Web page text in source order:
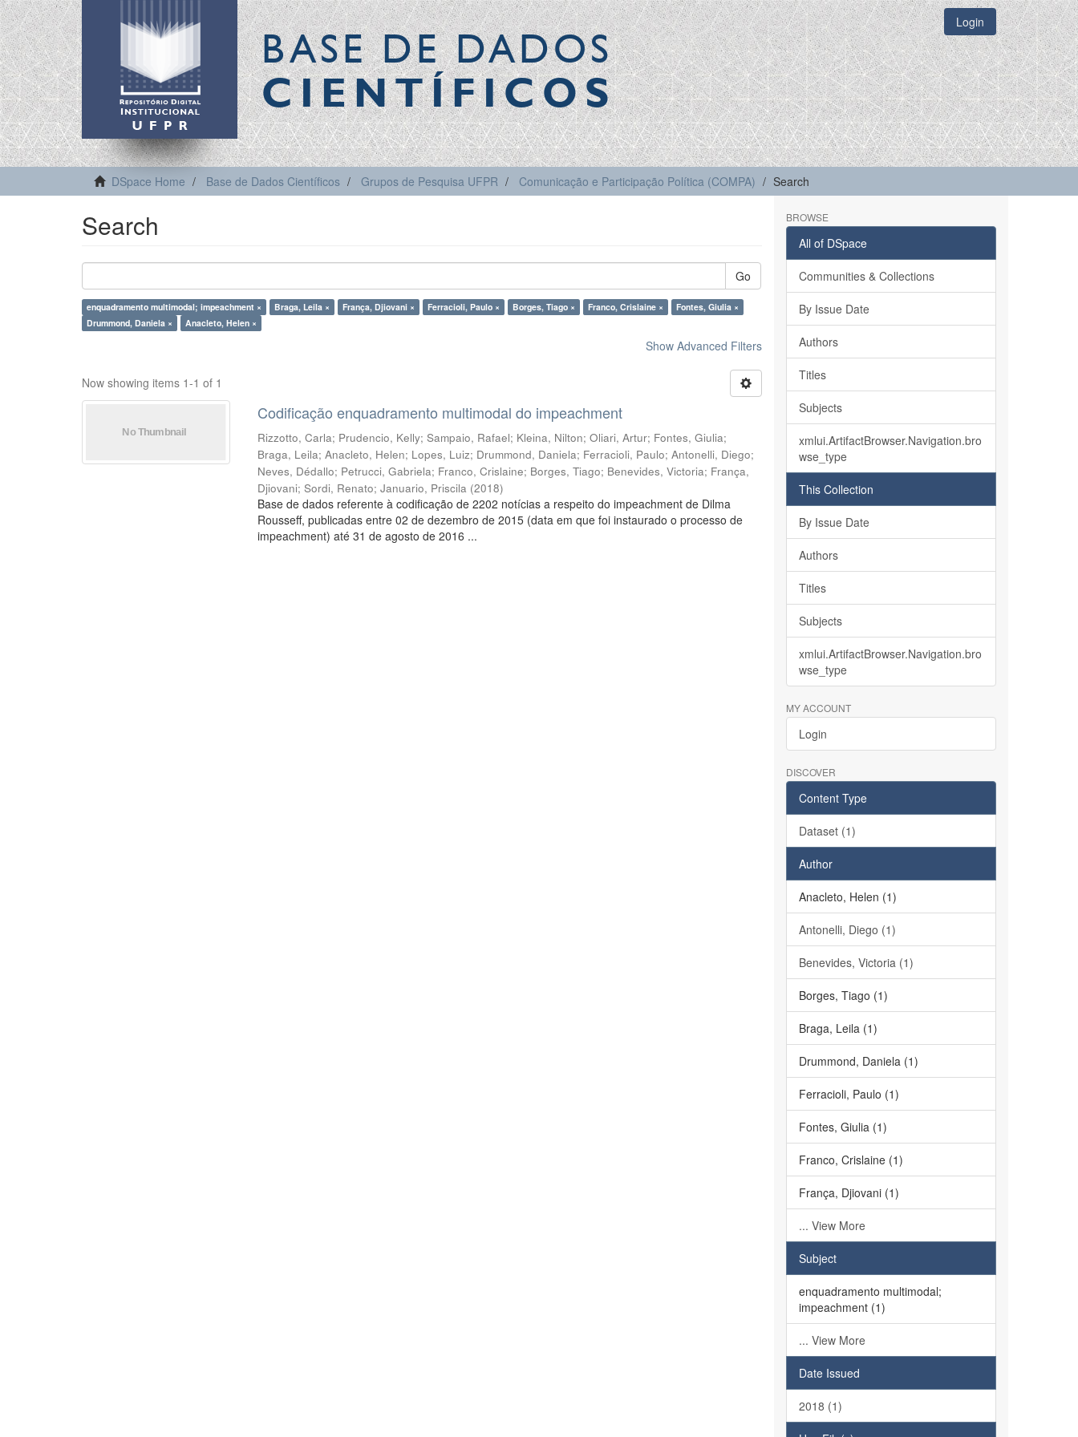
BASE DE DADOS
CIENTÍFICOS
Login
DSpace Home Base de Dados Científicos Grupos de Pesquisa UFPR Comunicação e Participação Política (COMPA) Search
Search
Go
enquadramento multimodal; impeachment × Braga, Leila × França, Djiovani × Ferracioli, Paulo × Borges, Tiago × Franco, Crislaine ×
Fontes, Giulia ×
Drummond, Daniela ×
Anacleto, Helen ×
Show Advanced Filters
Now showing items 1-1 of 1
Codificação enquadramento multimodal do impeachment
Rizzotto, Carla; Prudencio, Kelly;Sampaio, Rafael; Kleina, Nilton;Oliari, Artur; Fontes, Giulia;
Braga, Leila;Anacleto, Helen; Lopes, Luiz; Drummond, Daniela; Ferracioli, Paulo;Antonelli, Diego;
Neves, Dédallo; Petrucci, Gabriela; Franco, Crislaine; Borges, Tiago; Benevides, Victoria; França,
Djiovani;Sordi, Renato;Januario, Priscila (2018)
Base de dados referente à codificação de 2202 notícias a respeito do impeachment de Dilma
Rousseff, publicadas entre 02 de dezembro de 2015 (data em que foi instaurado o processo de
impeachment) até 31 de agosto de 2016 ...
BROWSE
All of DSpace
Communities & Collections
By Issue Date
Authors
Titles
Subjects
xmlui.ArtifactBrowser.Navigation.bro
wse_type
This Collection
By Issue Date
Authors
Titles
Subjects
xmlui.ArtifactBrowser.Navigation.bro
wse_type
MY ACCOUNT
Login
DISCOVER
Content Type
Dataset (1)
Author
Anacleto, Helen (1)
Antonelli, Diego (1)
Benevides, Victoria (1)
Borges, Tiago (1)
Braga, Leila (1)
Drummond, Daniela (1)
Ferracioli, Paulo (1)
Fontes, Giulia (1)
Franco, Crislaine (1)
França, Djiovani (1)
... View More
Subject
enquadramento multimodal;
impeachment (1)
... View More
Date Issued
2018 (1)